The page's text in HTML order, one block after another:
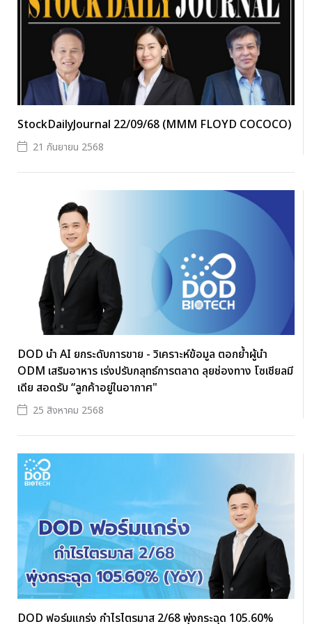
StockDailyJournal 22/09/68 (MMM FLOYD COCOCO)
21 กันยายน 2568
DOD นำ AI ยกระดับการขาย - วิเคราะห์ข้อมูล ตอกย้ำผู้นำ
ODM เสริมอาหาร เร่งปรับกลุทธ์การตลาด ลุยช่องทาง โซเชียลมี
เดีย สอดรับ “ลูกค้าอยู่ในอากาศ"
25 สิงหาคม 2568
DOD ฟอร์มแกร่ง กำไรไตรมาส 2/68 พุ่งกระฉุด 105.60%